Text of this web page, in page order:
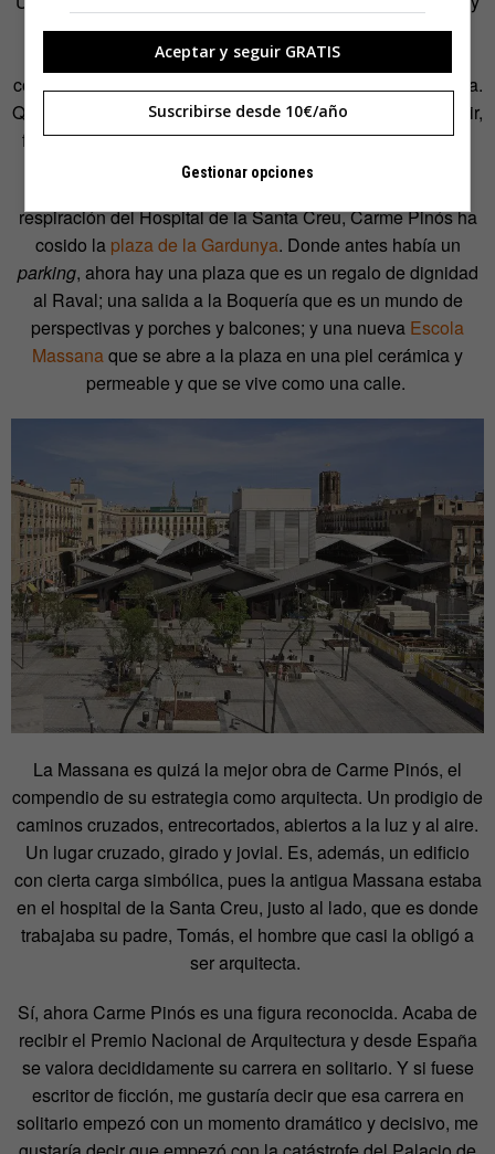
con una fachada de madera porosa y parpadeante, que
hace innecesario el aire acondicionado. Y en Zaragoza
construyó un museo, elCaixaForum, que es como una roca.
Que se hunde y, a la vez, se ancla al terreno para sobresalir,
flotar y, en la noche, brillar. Que crea vistas y crea ciudad.
Y en su ciudad, en su Barcelona, a la distancia de una
respiración del Hospital de la Santa Creu, Carme Pinós ha
cosido la plaza de la Gardunya. Donde antes había un
parking, ahora hay una plaza que es un regalo de dignidad
al Raval; una salida a la Boquería que es un mundo de
perspectivas y porches y balcones; y una nueva Escola
Massanaque se abre a la plaza en una piel cerámica y
permeable y que se vive como una calle.
La Massana es quizá la mejor obra de Carme Pinós, el
compendio de su estrategia como arquitecta. Un prodigio de
caminos cruzados, entrecortados, abiertos a la luz y al aire.
Un lugar cruzado, girado y jovial. Es, además, un edificio
con cierta carga simbólica, pues la antigua Massana estaba
en el hospital de la Santa Creu, justo al lado, que es donde
trabajaba su padre, Tomás, el hombre que casi la obligó a
ser arquitecta.
Sí, ahora Carme Pinós es una figura reconocida. Acaba de
recibir el Premio Nacional de Arquitectura y desde España
se valora decididamente su carrera en solitario. Y si fuese
escritor de ficción, me gustaría decir que esa carrera en
solitario empezó con un momento dramático y decisivo, me
Aceptar y seguir GRATIS
Suscribirse desde 10€/año
Gestionar opciones